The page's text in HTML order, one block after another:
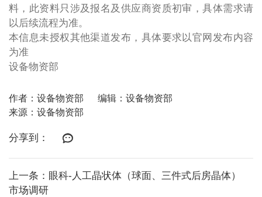
料，此资料只涉及报名及供应商资质初审，具体需求请
以后续流程为准。
本信息未授权其他渠道发布，具体要求以官网发布内容
为准
设备物资部
作者：设备物资部
编辑：设备物资部
来源：设备物资部
分享到：
上一条：眼科-人工晶状体（球面、三件式后房晶体）
市场调研